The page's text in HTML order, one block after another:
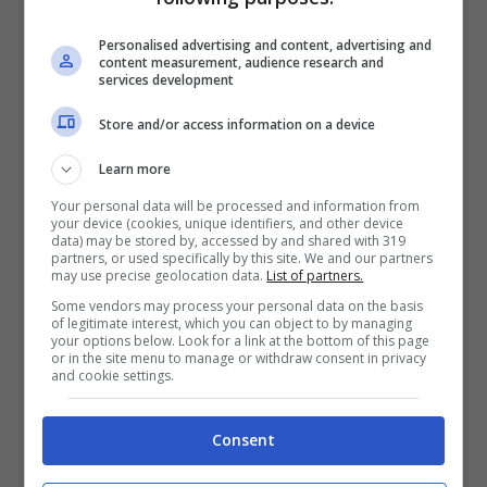
Tra problemi alla vista, alla caviglia, al
costato con una frattura di una costola e
alla mano destra con la rottura del primo
metacarpo,MM93 è finito in un tunnel di
negatività . Ha visto una luce e ha scelto di
seguire il suo istinto, lasciandosi indietro
tutto. Sposerà il progetto Gresini, il più
piccolo dei team satelliti della Ducati,
raggiungendo suo fratello Alex che, nel
2023, ha ottenuto buoni risultati.
Personalised advertising and content, advertising and
content measurement, audience research and
services development
Store and/or access information on a device
Learn more
Your personal data will be processed and information from
your device (cookies, unique identifiers, and other device
data) may be stored by, accessed by and shared with 319
partners, or used specifically by this site. We and our partners
may use precise geolocation data. List of partners.
Some vendors may process your personal data on the basis
of legitimate interest, which you can object to by managing
your options below. Look for a link at the bottom of this page
or in the site menu to manage or withdraw consent in privacy
and cookie settings.
Consent